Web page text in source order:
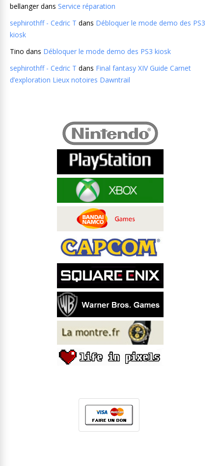
bellangerdans Service réparation
sephirothff - Cedric T dans Débloquer le mode demo des PS3
kiosk
Tino dans Débloquer le mode demo des PS3 kiosk
sephirothff - Cedric T dans Final fantasy XIV Guide Carnet
d’exploration Lieux notoires Dawntrail